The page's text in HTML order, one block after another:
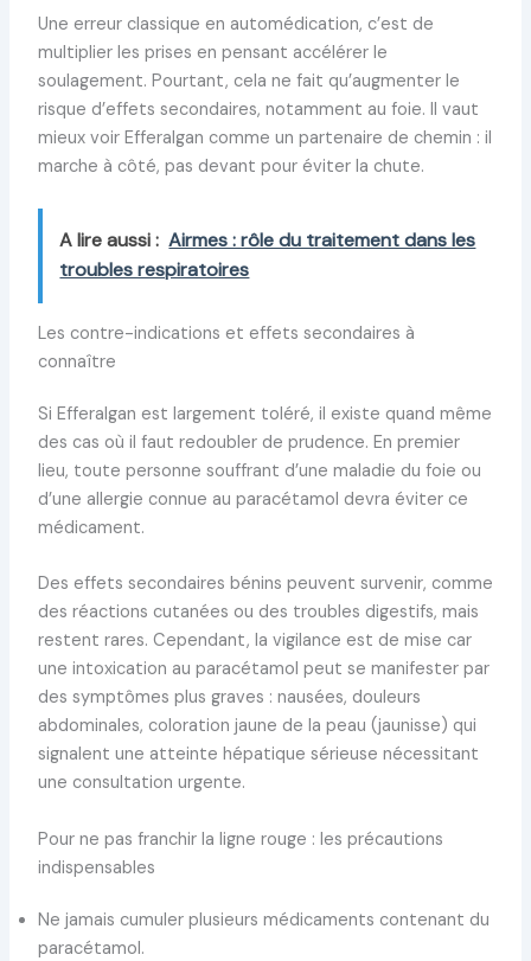
Une erreur classique en automédication, c’est de
multiplier les prises en pensant accélérer le
soulagement. Pourtant, cela ne fait qu’augmenter le
risque d’effets secondaires, notamment au foie. Il vaut
mieux voir Efferalgan comme un partenaire de chemin : il
marche à côté, pas devant pour éviter la chute.
A lire aussi : Airmes : rôle du traitement dans les
troubles respiratoires
Les contre-indications et effets secondaires à
connaître
Si Efferalgan est largement toléré, il existe quand même
des cas où il faut redoubler de prudence. En premier
lieu, toute personne souffrant d’une maladie du foie ou
d’une allergie connue au paracétamol devra éviter ce
médicament.
Des effets secondaires bénins peuvent survenir, comme
des réactions cutanées ou des troubles digestifs, mais
restent rares. Cependant, la vigilance est de mise car
une intoxication au paracétamol peut se manifester par
des symptômes plus graves : nausées, douleurs
abdominales, coloration jaune de la peau (jaunisse) qui
signalent une atteinte hépatique sérieuse nécessitant
une consultation urgente.
Pour ne pas franchir la ligne rouge : les précautions
indispensables
Ne jamais cumuler plusieurs médicaments contenant du
paracétamol.